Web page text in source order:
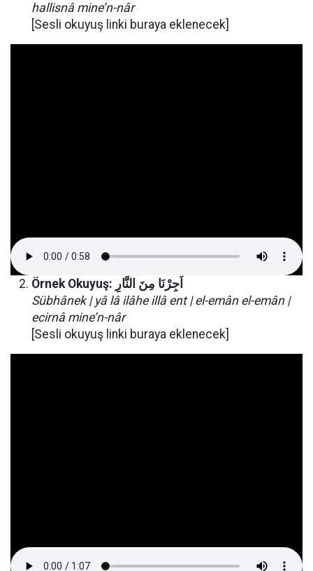
hallisnâ mine’n-nâr
[Sesli okuyuş linki buraya eklenecek]
Örnek Okuyuş: اَجِرْنَا مِنَ النَّارِ
Sübhânek | yâ lâ ilâhe illâ ent | el-emân el-emân |
ecirnâ mine’n-nâr
[Sesli okuyuş linki buraya eklenecek]